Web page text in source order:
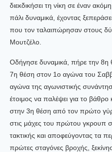
διεκδικήσει τη νίκη σε έναν
πάλι δυναμικά, έχοντας
που τον ταλαιπώρησαν στους
Μουτζέλο.
Οδήγησε δυναμικά, πήρε την 8η
7η θέση στον 1ο αγώνα του
αγώνα της αγωνιστικής
έτοιμος να παλέψει για το
στην 3η θέση από τον πρώτο
στις μάχες του πρώτου γκρουπ
τακτικής και αποφεύγοντας τα
πρώτες σταγόνες βροχής,